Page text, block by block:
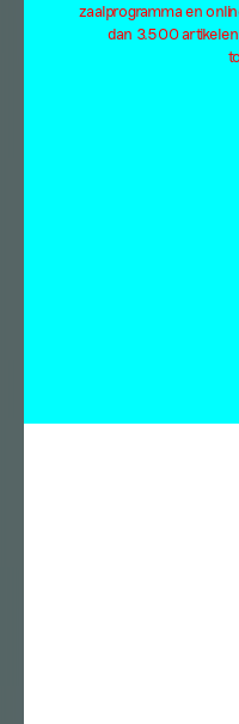
zaalprogramma en
dan 3.500